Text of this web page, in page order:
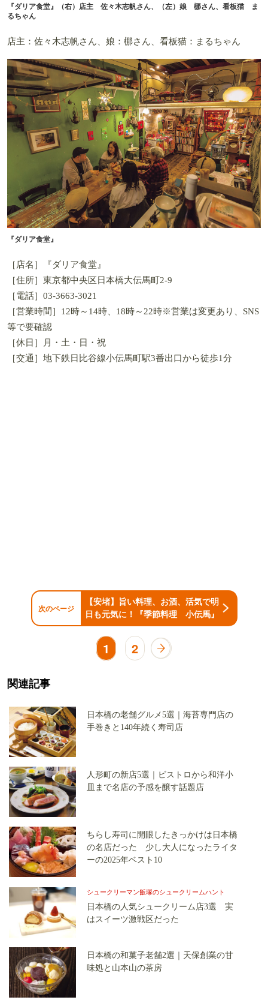
『ダリア食堂』（右）店主 佐々木志帆さん、（左）娘 梛さん、看板猫 ま
るちゃん
店主：佐々木志帆さん、娘：梛さん、看板猫：まるちゃん
『ダリア食堂』
［店名］『ダリア食堂』
［住所］東京都中央区日本橋大伝馬町2-9
［電話］03-3663-3021
［営業時間］12時～14時、18時～22時※営業は変更あり、SNS
等で要確認
［休日］月・土・日・祝
［交通］地下鉄日比谷線小伝馬町駅3番出口から徒歩1分
次のページ
【安堵】旨い料理、お酒、活気で明
日も元気に！『季節料理 小伝馬』
1 2
関連記事
日本橋の老舗グルメ5選｜海苔専門店の
手巻きと140年続く寿司店
人形町の新店5選｜ビストロから和洋小
皿まで名店の予感を醸す話題店
ちらし寿司に開眼したきっかけは日本橋
の名店だった 少し大人になったライタ
ーの2025年ベスト10
シュークリーマン飯塚のシュークリームハント
日本橋の人気シュークリーム店3選 実
はスイーツ激戦区だった
日本橋の和菓子老舗2選｜天保創業の甘
味処と山本山の茶房